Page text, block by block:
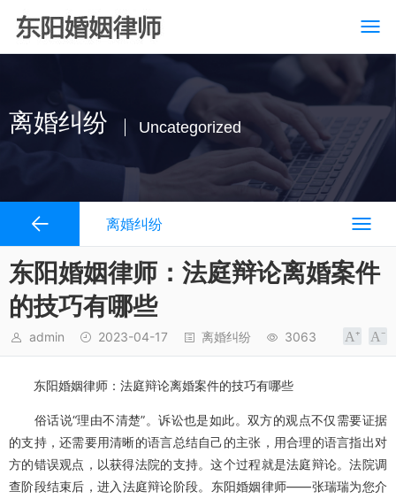
离婚纠纷 Uncategorized
离婚纠纷
东阳婚姻律师：法庭辩论离婚案件
的技巧有哪些
admin 2023-04-17 离婚纠纷 3063
东阳婚姻律师：法庭辩论离婚案件的技巧有哪些
俗话说“理由不清楚”。诉讼也是如此。双方的观点不仅需要证据
的支持，还需要用清晰的语言总结自己的主张，用合理的语言指出对
方的错误观点，以获得法院的支持。这个过程就是法庭辩论。法院调
查阶段结束后，进入法庭辩论阶段。东阳婚姻律师——张瑞瑞为您介